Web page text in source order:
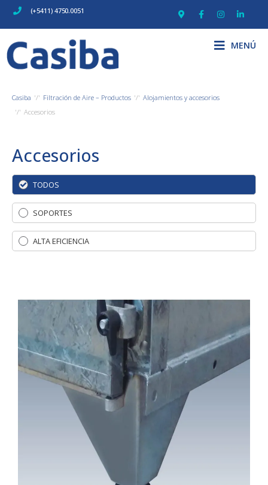
(+5411) 4750.0051
MENÚ
Casiba Filtración de Aire – Productos
Alojamientos y accesorios
Accesorios
Accesorios
TODOS
SOPORTES
ALTA EFICIENCIA